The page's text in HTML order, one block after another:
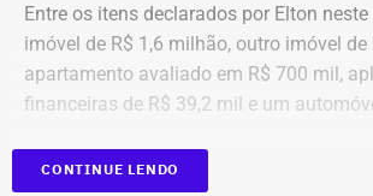
Passados oito anos após as agrssões
públicas nacionalmente, Cristiane cita
item que acredita ser necessário que as
tenham mais rigor.
“A Lei Maria da Penha é muito boa. Eu
Entre os itens declarados por Elton
imóvel de R$ 1,6 milhão, outro imóvel de
apartamento avaliado em R$ 700 mil,
financeiras de R$ 39,2 mil e um
CONTINUE LENDO